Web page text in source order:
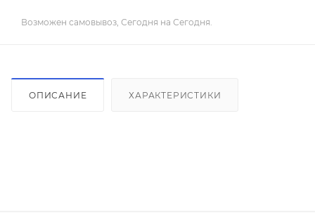
Возможен самовывоз, Сегодня на Сегодня.
ОПИСАНИЕ ХАРАКТЕРИСТИКИ